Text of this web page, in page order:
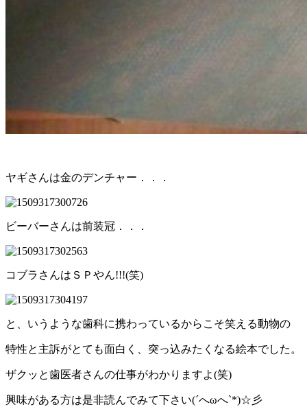
ヤギさんは金のデンチャー．．．
ビーバーさんは前装冠．．．
コブラさんはＳＰやん!!!(笑)
と、いうような歯科に携わっているからこそ笑える動物の
特性と主訴がとても面白く、突っ込みたくなる絵本でした。
ザクッと歯医者さんの仕事がわかりますよ(笑)
興味がある方は是非読んでみて下さい(´へωへ`*)☆彡